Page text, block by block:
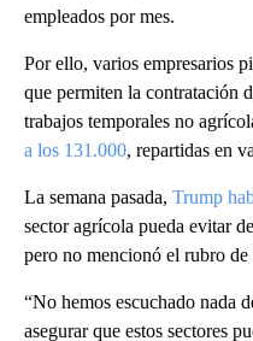
empleados por mes.
Por ello, varios empresarios
que permiten la contratación
trabajos temporales no
a los 131.000, repartidas en
La semana pasada, Trump
sector agrícola pueda evitar
pero no mencionó el rubro
“No hemos escuchado nada
asegurar que estos sectores